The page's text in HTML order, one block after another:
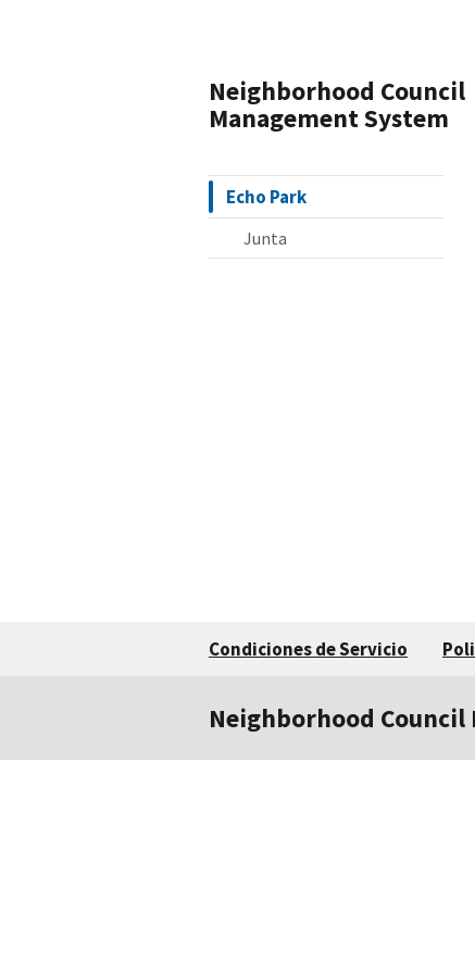
Neighborhood Council
Management System
Echo Park
Junta
Condiciones de Servicio
Neighborhood Council